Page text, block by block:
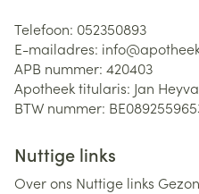
Telefoon: 052350893
E-mailadres: info@
APB nummer: 420403
Apotheek titularis: Jan
BTW nummer:
Nuttige links
Over ons Nuttige links